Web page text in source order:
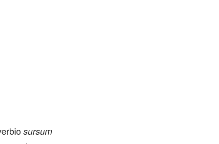
sursum